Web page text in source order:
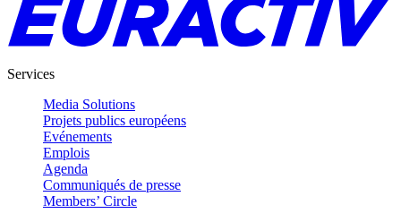
Services
Media Solutions
Projets publics européens
Evénements
Emplois
Agenda
Communiqués de presse
Members’ Circle